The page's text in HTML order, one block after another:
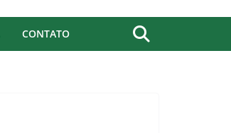
CONTATO